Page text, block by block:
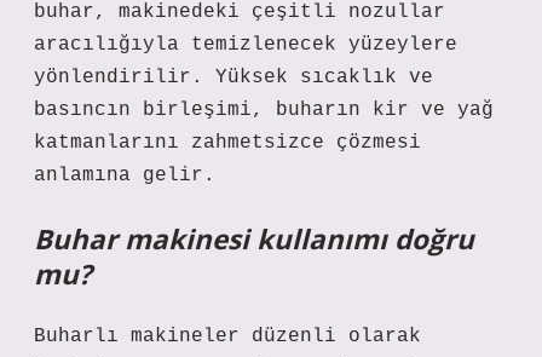
buhar, makinedeki çeşitli nozullar
aracılığıyla temizlenecek yüzeylere
yönlendirilir. Yüksek sıcaklık ve
basıncın birleşimi, buharın kir ve yağ
katmanlarını zahmetsizce çözmesi
anlamına gelir.
Buhar makinesi kullanımı doğru
mu?
Buharlı makineler düzenli olarak